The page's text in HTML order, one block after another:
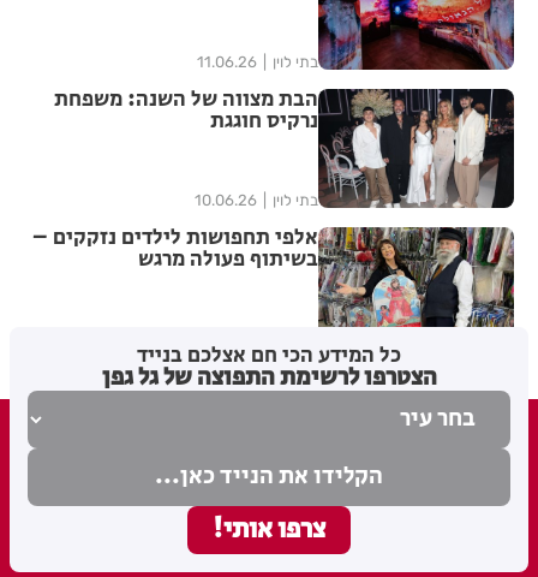
בתי לוין 11.06.26
הבת מצווה של השנה: משפחת
נרקיס חוגגת
בתי לוין 10.06.26
אלפי תחפושות לילדים נזקקים –
בשיתוף פעולה מרגש
כל המידע הכי חם אצלכם בנייד
הצטרפו לרשימת התפוצה של גל גפן